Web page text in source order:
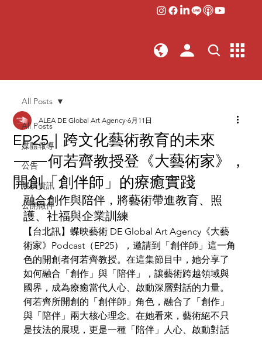
All Posts
媒體報導
公告
展演資訊
公開徵件
All Posts
EP25｜跨文化藝術教育的未來
——何若齊教授登《大藝術家》，
開創「創伴師」的療癒實踐
ALEA DE Global Art Agency 6月11日
融合創作與陪伴，將藝術帶進教育、照
護、社福與企業訓練
【台北訊】蝶映藝術 DE Global Art Agency《大藝
術家》Podcast（EP25），邀請到「創伴師」這一角
色的開創者何若齊教授。在這集節目中，她分享了
如何融合「創作」與「陪伴」，讓藝術跨越領域與
國界，成為療癒當代人心、啟動深層對話的力量。
何若齊所開創的「創伴師」角色，融合了「創作」
與「陪伴」兩大核心理念。在她看來，藝術絕不只
是技法的展現，更是一種「陪伴」人心、啟動對話